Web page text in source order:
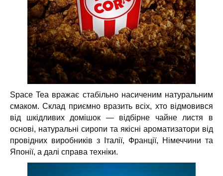
Space Tea вражає стабільно насиченим натуральним
смаком. Склад приємно вразить всіх, хто відмовився
від шкідливих домішок — відбірне чайне листя в
основі, натуральні сиропи та якісні ароматизатори від
провідних виробників з Італії, Франції, Німеччини та
Японії, а далі справа техніки.